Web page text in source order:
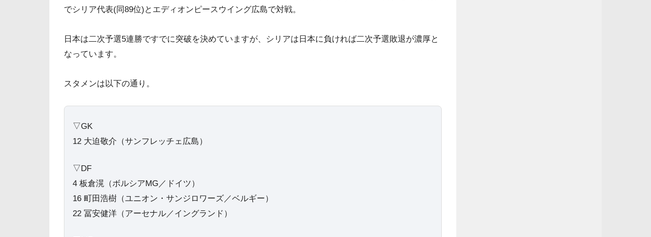
でシリア代表(同89位)とエディオンピースウイング広島で対戦。
日本は二次予選5連勝ですでに突破を決めていますが、シリアは日本に負ければ二次予選敗退が濃厚と
なっています。
スタメンは以下の通り。
▽GK
12 大迫敬介（サンフレッチェ広島）
▽DF
4 板倉滉（ボルシアMG／ドイツ）
16 町田浩樹（ユニオン・サンジロワーズ／ベルギー）
22 冨安健洋（アーセナル／イングランド）